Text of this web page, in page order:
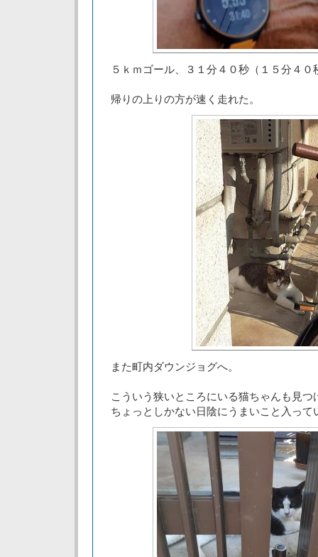
５ｋｍゴール、３１分４０秒（１５分４０
帰りの上りの方が速く走れた。
また町内ダウンジョグへ。
こういう狭いところにいる猫ちゃんも見つ
ちょっとしかない日陰にうまいこと入って